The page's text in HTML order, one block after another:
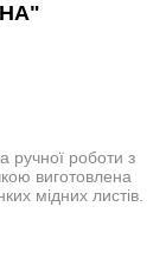
ручної роботи з
виготовлена
мідних листів.